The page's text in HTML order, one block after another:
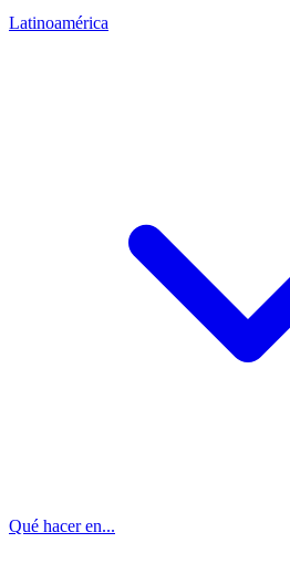
Latinoamérica
Qué hacer en...